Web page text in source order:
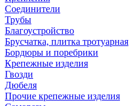
Соединители
Трубы
Благоустройство
Брусчатка, плитка тротуарная
Бордюры и поребрики
Крепежные изделия
Гвозди
Дюбеля
Прочие крепежные изделия